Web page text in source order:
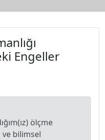
Engeller
ölçme
ve bilimsel